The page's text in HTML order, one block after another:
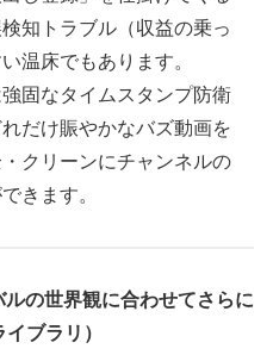
知トラブル（収益の乗っ
温床でもあります。
固なタイムスタンプ防衛
だけ賑やかなバズ動画を
クリーンにチャンネルの
きます。
の世界観に合わせてさらに
ブラリ）